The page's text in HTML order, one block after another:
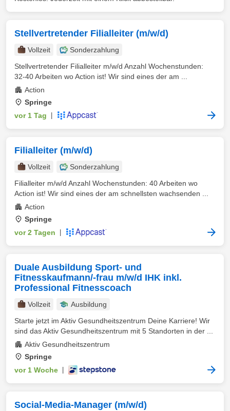
Stellvertretender Filialleiter (m/w/d)
Vollzeit
Sonderzahlung
Stellvertretender Filialleiter m/w/d Anzahl Wochenstunden:
32-40 Arbeiten wo Action ist! Wir sind eines der am ...
Action
Springe
vor 1 Tag
Filialleiter (m/w/d)
Vollzeit
Sonderzahlung
Filialleiter m/w/d Anzahl Wochenstunden: 40 Arbeiten wo
Action ist! Wir sind eines der am schnellsten wachsenden ...
Action
Springe
vor 2 Tagen
Duale Ausbildung Sport- und
Fitnesskaufmann/-frau m/w/d IHK inkl.
Professional Fitnesscoach
Vollzeit
Ausbildung
Starte jetzt im Aktiv Gesundheitszentrum Deine Karriere! Wir
sind das Aktiv Gesundheitszentrum mit 5 Standorten in der ...
Aktiv Gesundheitszentrum
Springe
vor 1 Woche
Social-Media-Manager (m/w/d)